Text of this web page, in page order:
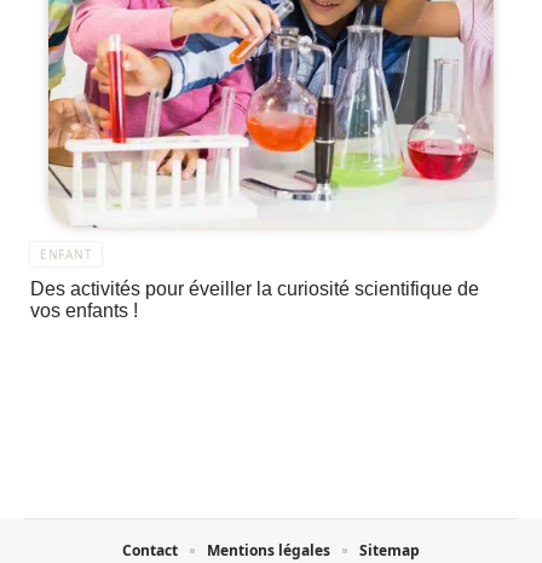
ENFANT
Des activités pour éveiller la curiosité scientifique de
vos enfants !
Contact Mentions légales Sitemap